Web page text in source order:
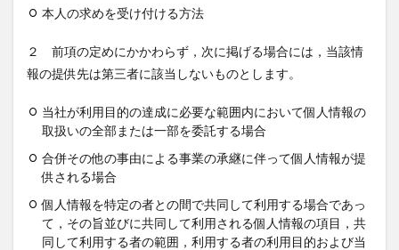
本人の求めを受け付ける方法
２ 前項の定めにかかわらず，次に掲げる場合には，当該情
報の提供先は第三者に該当しないものとします。
当社が利用目的の達成に必要な範囲内において個人情報の
取扱いの全部または一部を委託する場合
合併その他の事由による事業の承継に伴って個人情報が提
供される場合
個人情報を特定の者との間で共同して利用する場合であっ
て，その旨並びに共同して利用される個人情報の項目，共
同して利用する者の範囲，利用する者の利用目的および当